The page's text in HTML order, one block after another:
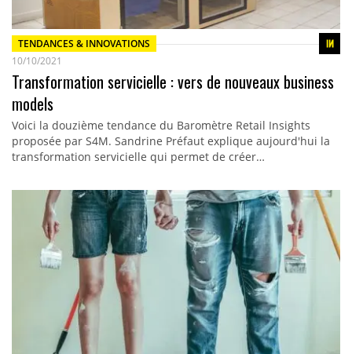
TENDANCES & INNOVATIONS
10/10/2021
Transformation servicielle : vers de nouveaux business
models
Voici la douzième tendance du Baromètre Retail Insights
proposée par S4M. Sandrine Préfaut explique aujourd'hui la
transformation servicielle qui permet de créer…